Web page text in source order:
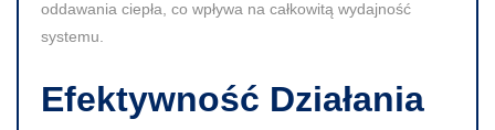
oddawania ciepła, co wpływa na całkowitą wydajność
systemu.
Efektywność Działania